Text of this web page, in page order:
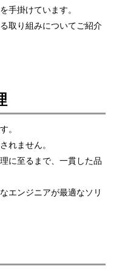
手掛けています。
取り組みについてご紹介
。
れません。
に至るまで、一貫した品
エンジニアが最適なソリ